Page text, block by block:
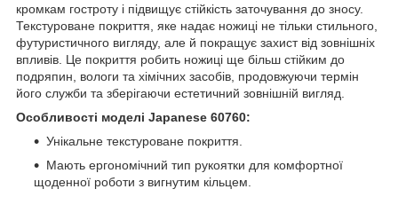
кромкам гостроту і підвищує стійкість заточування до зносу.
Текстуроване покриття, яке надає ножиці не тільки стильного,
футуристичного вигляду, але й покращує захист від зовнішніх
впливів. Це покриття робить ножиці ще більш стійким до
подряпин, вологи та хімічних засобів, продовжуючи термін
його служби та зберігаючи естетичний зовнішній вигляд.
Особливості моделі Japanese 60760:
Унікальне текстуроване покриття.
Мають ергономічний тип рукоятки для комфортної
щоденної роботи з вигнутим кільцем.